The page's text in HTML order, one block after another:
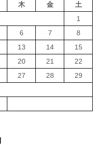
木 金 土
1
6 7
8
13 14
15
20 21
22
27 28
29